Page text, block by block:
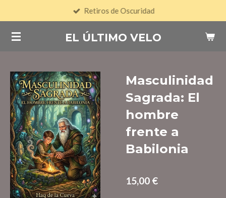
contenido
EL ÚLTIMO VELO
Retiros de Oscuridad
Masculinidad
Sagrada: El
hombre
frente a
Babilonia
15,00 €